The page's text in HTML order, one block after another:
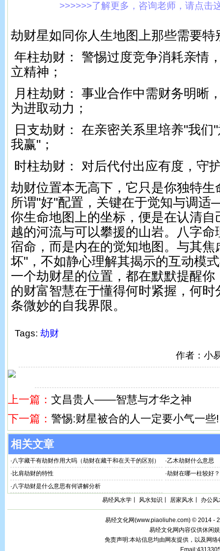
>>>>>>了解更多，咨询老师，请点击
劫财星如同你人生地图上那些需要特
年柱劫财： 警惕过度竞争消耗亲情
立精神；
月柱劫财： 事业合作中需财务明晰
为进取动力；
日支劫财： 在亲密关系里培养"我们
我赢"；
时柱劫财： 对后代付出应有度，守
劫财位置本无高下，它只是你独特生
所谓"好"配置，关键在于觉知与调
你生命地图上的坐标，便是在认清自
越的河流与可以攀援的山岩。八字
宿命，而是内在的觉知地图。与其焦
坏"，不如静心理解其揭示的互动模
一个劫财星的位置，都在默默提醒
的财富智慧在于懂得何时紧握，何
条微妙的自我界限。
Tags: 劫财
作者：小
上一篇： 文昌贵人——智慧与才华之神
下一篇： 警惕:财星被合的人一定要小气一些!
相关文章
·八字藏干有劫财作用大吗（劫财在藏干和在天干的区别） ·乙木劫财什么意思
· 比肩劫财的特性 ·劫财在哪一柱较好？
·八字劫财是什么意思有何讲解分析
易经风水学
风水知识 居家风水 办公风
易经文化网(www.piaoliuhe.com) © 2014 -
易经文化网内容仅供休闲
免责声明:本站信息均由网友提供，以及网